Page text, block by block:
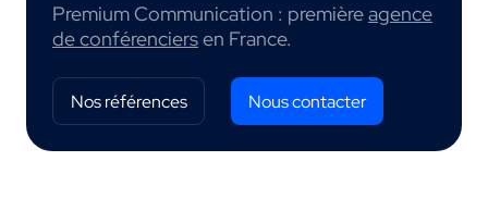
Premium Communication : premièreagence
de conférenciersen France.
Nos références Nous contacter